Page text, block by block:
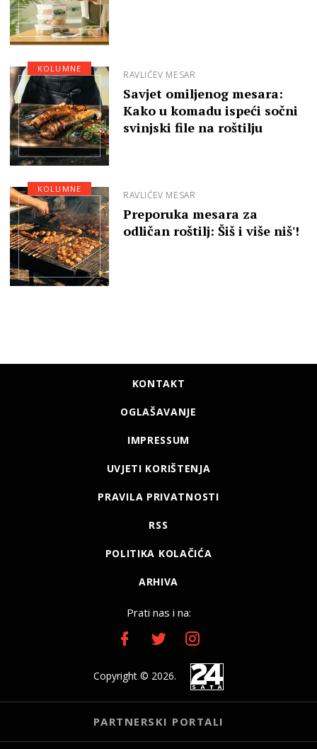
RAVLIĆEV MESAR
Savjet omiljenog mesara:
Kako u komadu ispeći sočni
svinjski file na roštilju
KOLUMNE
RAVLIĆEV MESAR
Preporuka mesara za
odličan roštilj: Šiš i više niš'!
KOLUMNE
KONTAKT
OGLAŠAVANJE
IMPRESSUM
UVJETI KORIŠTENJA
PRAVILA PRIVATNOSTI
RSS
POLITIKA KOLAČIĆA
ARHIVA
Prati nas i na:
Copyright © 2026.
PARTNERSKI PORTALI